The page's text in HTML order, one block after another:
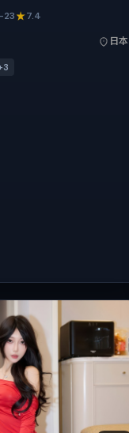
贤的对手戏为看点之一。
23；片长135分钟；适合
23 7.4
日本
3